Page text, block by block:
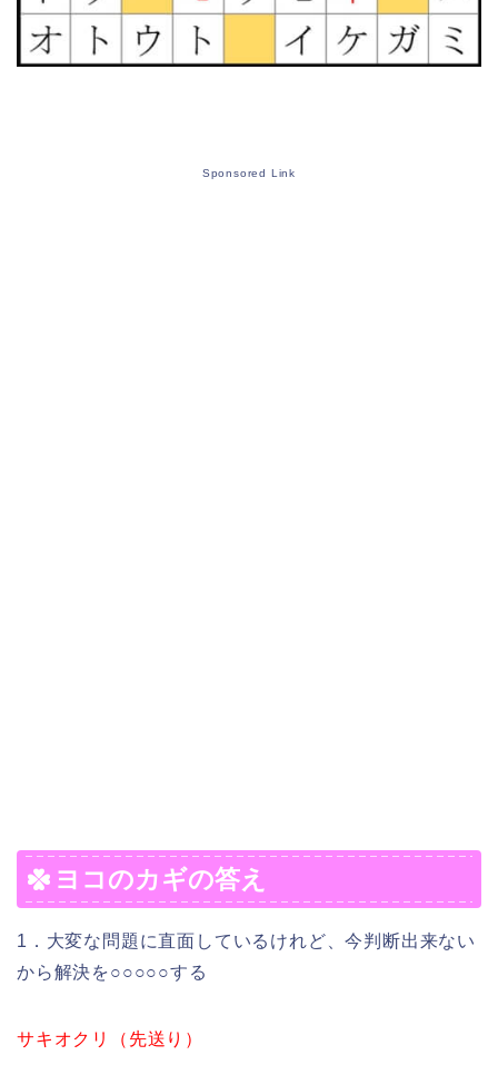
Sponsored Link
ヨコのカギの答え
1．大変な問題に直面しているけれど、今判断出来ない
から解決を○○○○○する
サキオクリ（先送り）